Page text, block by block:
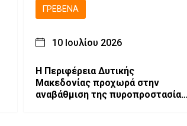
ΓΡΕΒΕΝΆ
10 Ιουλίου 2026
Η Περιφέρεια Δυτικής
Μακεδονίας προχωρά στην
αναβάθμιση της πυροπροστασίας